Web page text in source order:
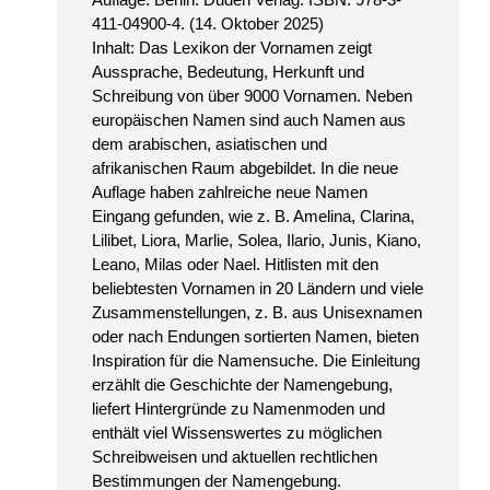
411-04900-4. (14. Oktober 2025)
Inhalt: Das Lexikon der Vornamen zeigt
Aussprache, Bedeutung, Herkunft und
Schreibung von über 9000 Vornamen. Neben
europäischen Namen sind auch Namen aus
dem arabischen, asiatischen und
afrikanischen Raum abgebildet. In die neue
Auflage haben zahlreiche neue Namen
Eingang gefunden, wie z. B. Amelina, Clarina,
Lilibet, Liora, Marlie, Solea, Ilario, Junis, Kiano,
Leano, Milas oder Nael. Hitlisten mit den
beliebtesten Vornamen in 20 Ländern und viele
Zusammenstellungen, z. B. aus Unisexnamen
oder nach Endungen sortierten Namen, bieten
Inspiration für die Namensuche. Die Einleitung
erzählt die Geschichte der Namengebung,
liefert Hintergründe zu Namenmoden und
enthält viel Wissenswertes zu möglichen
Schreibweisen und aktuellen rechtlichen
Bestimmungen der Namengebung.